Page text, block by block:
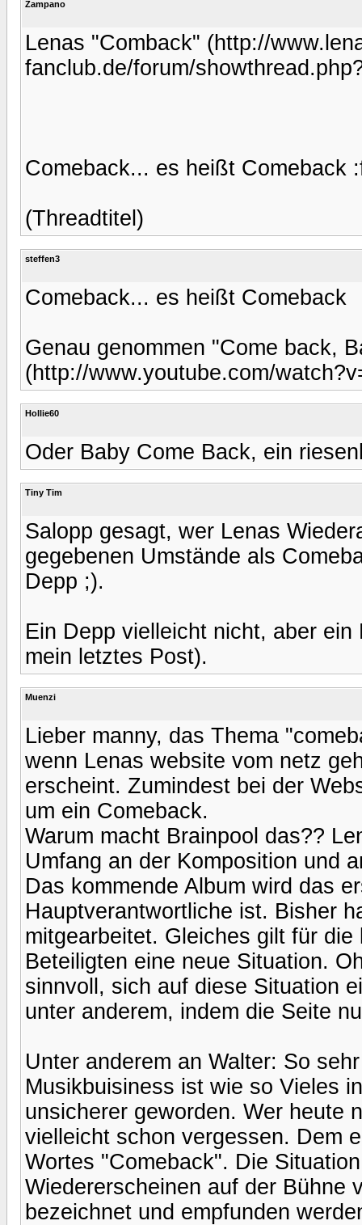
Zampano
Lenas "Comback" (http://
fanclub.de/forum/
Comeback... es heißt Comeback
(Threadtitel)
steffen3
Comeback... es heißt Comeback
Genau genommen "Come back,
(http://www.youtube.com/
Hollie60
Oder Baby Come Back, ein
Tiny Tim
Salopp gesagt, wer Lenas
gegebenen Umstände als
Depp ;).
Ein Depp vielleicht nicht, aber
mein letztes Post).
Muenzi
Lieber manny, das Thema
wenn Lenas website vom netz
erscheint. Zumindest bei der
um ein Comeback.
Warum macht Brainpool das??
Umfang an der Komposition und
Das kommende Album wird das
Hauptverantwortliche ist. Bisher
mitgearbeitet. Gleiches gilt für
Beteiligten eine neue Situation.
sinnvoll, sich auf diese Situation
unter anderem, indem die Seite
Unter anderem an Walter: So
Musikbuisiness ist wie so Vieles
unsicherer geworden. Wer heute
vielleicht schon vergessen. Dem
Wortes "Comeback". Die
Wiedererscheinen auf der Bühne
bezeichnet und empfunden